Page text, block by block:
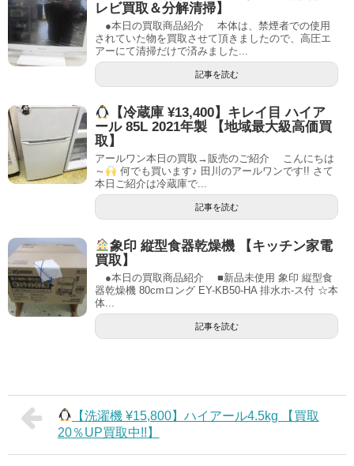
レビ買取＆分解清掃】
●本日の買取商品紹介 本体は、禁煙者での使用
されていた物を買取させて頂きましたので、高圧エ
アーにて清掃だけで済みました...
記事を読む
【冷蔵庫 ¥13,400】キレイ目 ハイア
ール 85L 2021年製 【地域最大級高価買
取】
アールワン本日の買取→販売のご紹介 こんにちは
～
何でも買います♪ 田川のアールワンです!! さて
本日ご紹介は冷蔵庫で...
記事を読む
象印 縦型食器乾燥機 【キッチン家電
買取】
●本日の買取商品紹介 ■新品未使用 象印 縦型食
器乾燥機 80cmロング EY-KB50-HA 排水ホ-ス付 ☆本
体...
記事を読む
【洗濯機 ¥15,800】ハイアール4.5kg 【買取
20％UP買取中!!】